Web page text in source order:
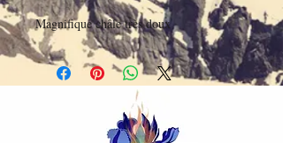
Magnifique châle très doux